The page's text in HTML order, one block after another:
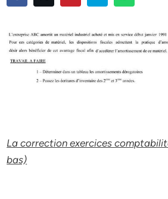
La correction exercices
bas)